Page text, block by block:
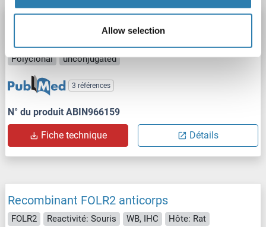
Allow selection
Polyclonal
unconjugated
3 références
N° du produit ABIN966159
Fiche technique Détails
Recombinant FOLR2 anticorps
FOLR2 Reactivité: Souris WB, IHC
Hôte: Rat